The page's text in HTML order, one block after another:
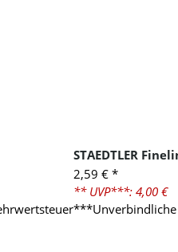
STAEDTLER
2,59 € *
** UVP***: 4,00 €
***Unverbindliche